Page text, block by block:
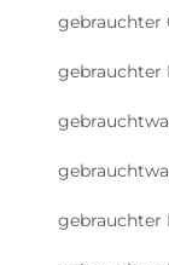
gebrauchter
gebrauchter
gebrauchter